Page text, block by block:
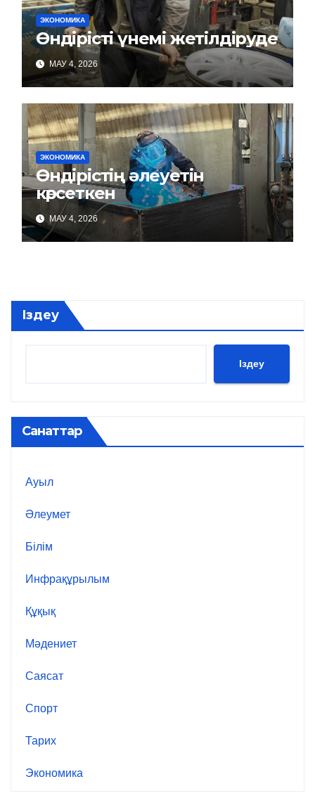
ЭКОНОМИКА
Өндірісті үнемі жетілдіруде
МАУ 4, 2026
ЭКОНОМИКА
Өндірістің әлеуетін
көрсеткен
МАУ 4, 2026
Іздеу
Іздеу
Санаттар
Ауыл
Әлеумет
Білім
Инфрақұрылым
Құқық
Мәдениет
Саясат
Спорт
Тарих
Экономика